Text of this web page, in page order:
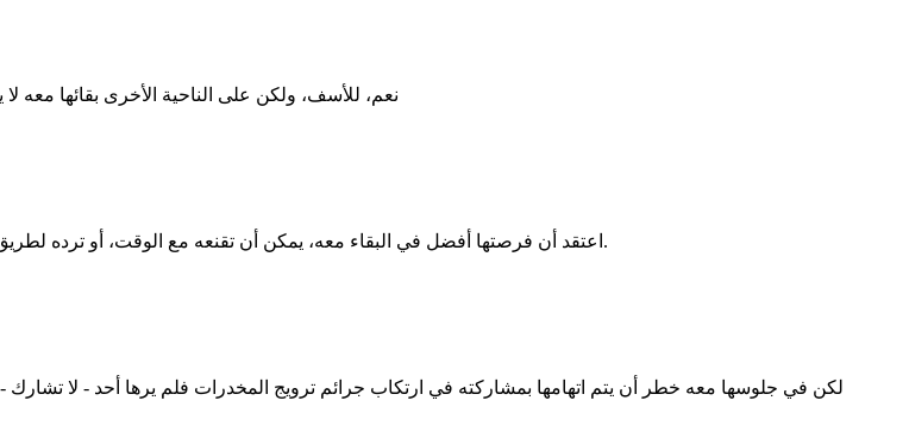
نعم، للأسف، ولكن على الناحية الأخرى بقائها معه
اعتقد أن فرصتها أفضل في البقاء معه، يمكن أن تقنعه مع الوقت، أو ترده لطريق أفضل من مخالفة القانون، لأنه في كل الأحوال حتى لو تركته فلا يوجد ما يضمن لها الأمان.
لكن في جلوسها معه خطر أن يتم اتهامها بمشاركته في ارتكاب جرائم ترويج المخدرات فلم يرها أحد - لا